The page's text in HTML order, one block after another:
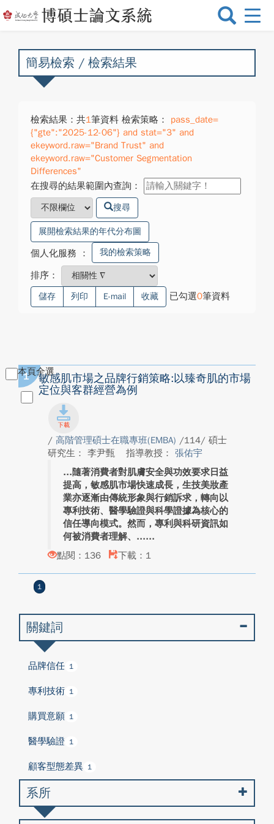
選
換
簡易檢索 / 檢索結果
檢索結果：共1筆資料 檢索策略：
pass_date=
{"gte":"2025-12-06"} and stat="3" and
ekeyword.raw="Brand Trust" and
ekeyword.raw="Customer Segmentation
Differences"
在搜尋的結果範圍內查詢：
搜尋
展開檢索結果的年代分布圖
個人化服務 ： 我的檢索策略
排序：
儲存 列印 E-mail 收藏 已勾選0筆資料
本頁全選
1
敏感肌市場之品牌行銷策略:以臻奇肌的市場
定位與客群經營為例
/ 高階管理碩士在職專班(EMBA) /114/ 碩士
研究生： 李尹甄
指導教授： 張佑宇
隨著消費者對肌膚安全與功效要求日益
提高，敏感肌市場快速成長，生技美妝產
業亦逐漸由傳統形象與行銷訴求，轉向以
專利技術、醫學驗證與科學證據為核心的
信任導向模式。然而，專利與科研資訊如
何被消費者理解、...
點閱：136
下載：1
1
關鍵詞
品牌信任 1
專利技術 1
購買意願 1
醫學驗證 1
顧客型態差異 1
系所